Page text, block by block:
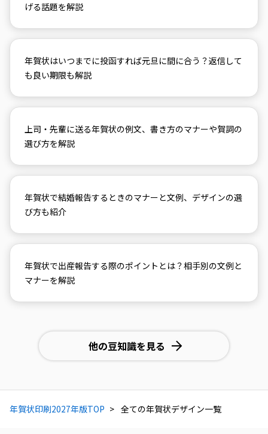
げる話題を解説
年賀状はいつまでに投函すれば元旦に間に合う？返信して
も良い期限も解説
上司・先輩に送る年賀状の例文、書き方のマナーや賀詞の
選び方を解説
年賀状で結婚報告するときのマナーと文例、デザインの選
び方も紹介
年賀状で出産報告する際のポイントとは？相手別の文例と
マナーを解説
他の豆知識を見る
年賀状印刷2027年版TOP 全ての年賀状デザイン一覧